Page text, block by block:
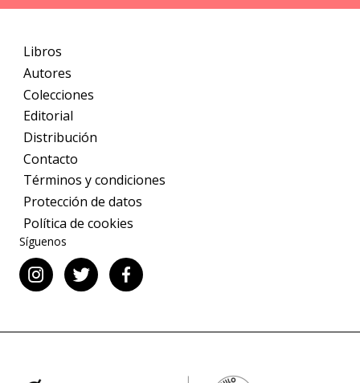
Libros
Autores
Colecciones
Editorial
Distribución
Contacto
Términos y condiciones
Protección de datos
Política de cookies
Síguenos